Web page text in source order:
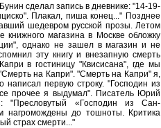
сделал запись в дневнике: "14-19-
Плакал, пиша конец..." Позднее
шедевром русской прозы. Летом
книжного магазина в Москве обложку
однако не зашел в магазин и не
эту книгу и внезапную смерть
в гостиницу "Квисисана", где мы
на Капри". "Смерть на Капри" я,
написал первую строку. "Господин из
прочее я выдумал". Писатель Юрий
"Пресловутый «Господин из Сан-
нагромождены до тошноты. Критика
страх смерти..."